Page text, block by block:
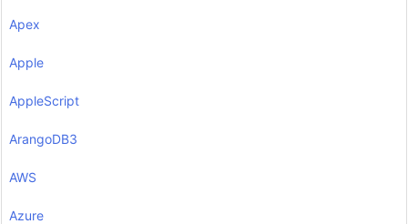
Apex
Apple
AppleScript
ArangoDB3
AWS
Azure